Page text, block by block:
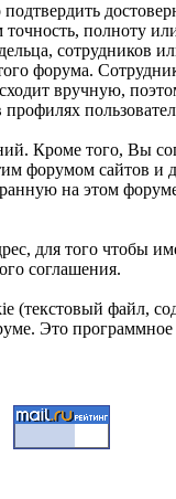
полноту
сотрудников
форума.
вручную,
Кроме того, Вы
форумом сайтов
на этом
для того чтобы
соглашения.
(текстовый файл,
Это